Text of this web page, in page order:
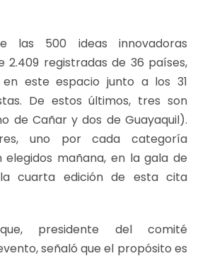
las 500 ideas innovadoras
2.409 registradas de 36 países,
este espacio junto a los 31
De estos últimos, tres son
de Cañar y dos de Guayaquil).
uno por cada categoría
elegidos mañana, en la gala de
cuarta edición de esta cita
presidente del comité
señaló que el propósito es